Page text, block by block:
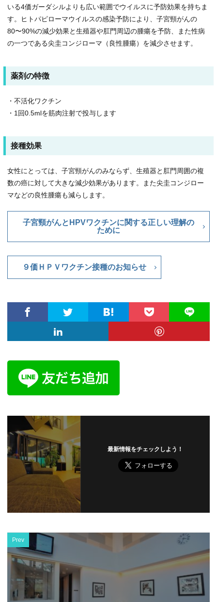
いる4価ガーダシルよりも広い範囲でウイルスに予防効果を持ちま
す。ヒトパピローマウイルスの感染予防により、子宮頸がんの
80〜90%の減少効果と生殖器や肛門周辺の腫瘍を予防、また性病
の一つである尖圭コンジローマ（良性腫瘍）を減少させます。
薬剤の特徴
・不活化ワクチン
・1回0.5mlを筋肉注射で投与します
接種効果
女性にとっては、子宮頸がんのみならず、生殖器と肛門周囲の複
数の癌に対して大きな減少効果があります。また尖圭コンジロー
マなどの良性腫瘍も減らします。
子宮頸がんとHPVワクチンに関する正しい理解の
ために
９価ＨＰＶワクチン接種のお知らせ
最新情報をチェックしよう！
Prev